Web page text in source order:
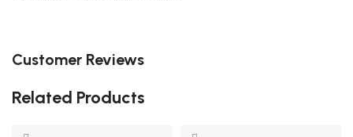
Customer Reviews
Related Products